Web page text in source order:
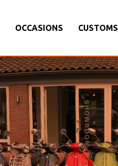
OCCASIONS CUSTOMS